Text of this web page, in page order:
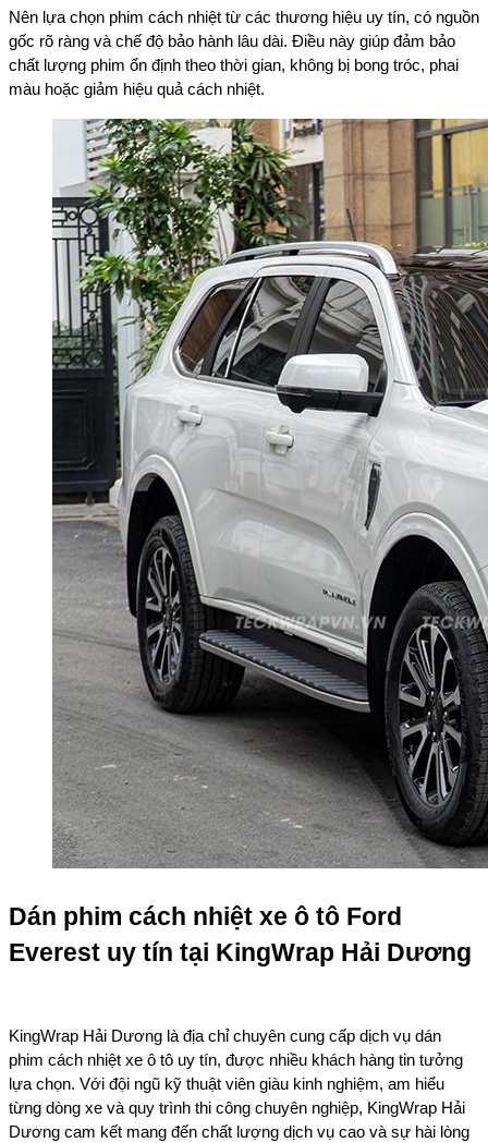
Nên lựa chọn phim cách nhiệt từ các thương hiệu uy tín, có nguồn
gốc rõ ràng và chế độ bảo hành lâu dài. Điều này giúp đảm bảo
chất lượng phim ổn định theo thời gian, không bị bong tróc, phai
màu hoặc giảm hiệu quả cách nhiệt.
Dán phim cách nhiệt xe ô tô Ford
Everest uy tín tại KingWrap Hải Dương
KingWrap Hải Dương là địa chỉ chuyên cung cấp dịch vụ dán
phim cách nhiệt xe ô tô uy tín, được nhiều khách hàng tin tưởng
lựa chọn. Với đội ngũ kỹ thuật viên giàu kinh nghiệm, am hiểu
từng dòng xe và quy trình thi công chuyên nghiệp, KingWrap Hải
Dương cam kết mang đến chất lượng dịch vụ cao và sự hài lòng